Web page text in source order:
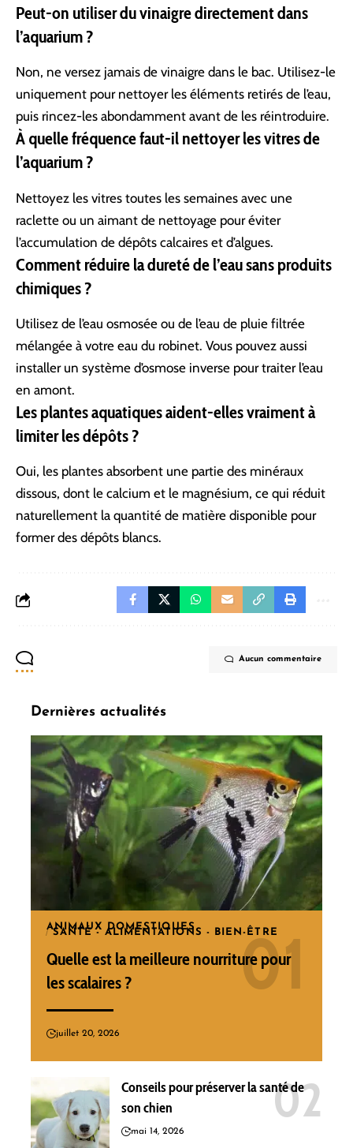
Peut-on utiliser du vinaigre directement dans
l’aquarium ?
Non, ne versez jamais de vinaigre dans le bac. Utilisez-le
uniquement pour nettoyer les éléments retirés de l’eau,
puis rincez-les abondamment avant de les réintroduire.
À quelle fréquence faut-il nettoyer les vitres de
l’aquarium ?
Nettoyez les vitres toutes les semaines avec une
raclette ou un aimant de nettoyage pour éviter
l’accumulation de dépôts calcaires et d’algues.
Comment réduire la dureté de l’eau sans produits
chimiques ?
Utilisez de l’eau osmosée ou de l’eau de pluie filtrée
mélangée à votre eau du robinet. Vous pouvez aussi
installer un système d’osmose inverse pour traiter l’eau
en amont.
Les plantes aquatiques aident-elles vraiment à
limiter les dépôts ?
Oui, les plantes absorbent une partie des minéraux
dissous, dont le calcium et le magnésium, ce qui réduit
naturellement la quantité de matière disponible pour
former des dépôts blancs.
Aucun commentaire
Dernières actualités
ANIMAUX DOMESTIQUES
SANTÉ - ALIMENTATIONS - BIEN-ÊTRE
Quelle est la meilleure nourriture pour
les scalaires ?
juillet 20, 2026
Conseils pour préserver la santé de
son chien
mai 14, 2026